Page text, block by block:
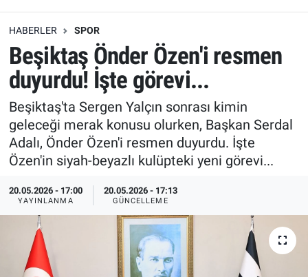
HABERLER SPOR
Beşiktaş Önder Özen'i resmen
duyurdu! İşte görevi...
Beşiktaş'ta Sergen Yalçın sonrası kimin
geleceği merak konusu olurken, Başkan Serdal
Adalı, Önder Özen'i resmen duyurdu. İşte
Özen'in siyah-beyazlı kulüpteki yeni görevi...
20.05.2026 - 17:00
YAYINLANMA
20.05.2026 - 17:13
GÜNCELLEME
Erişim Bilgileri
Ekonomi
Trend
Özel Haberler
Yazarlar
Erişim Bilgileri
Spor
Ekonomi
Dünya
Medya
Özel Haberler
Kadın
Erişim Bilgileri
Tüm Manşetler
Son Dakika Haberleri
Haber Arşivi